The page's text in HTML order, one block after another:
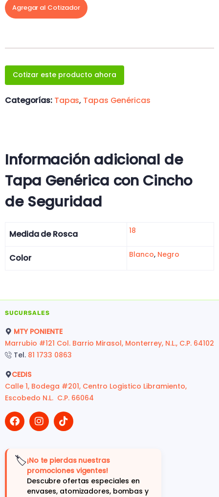
Agregar al Cotizador
Cotizar este producto ahora
Categorías: Tapas, Tapas Genéricas
Información adicional de
Tapa Genérica con Cincho
de Seguridad
Medida de Rosca 18
Color Blanco, Negro
SUCURSALES
MTY PONIENTE
Marrubio #121 Col. Barrio Mirasol, Monterrey, N.L., C.P. 64102
Tel. 81 1733 0863
CEDIS
Calle 1, Bodega #201, Centro Logistico Libramiento,
Escobedo N.L. C.P. 66064
🏷️¡No te pierdas nuestras
promociones vigentes!
Descubre ofertas especiales en
envases, atomizadores, bombas y